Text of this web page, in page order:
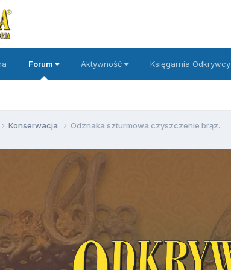
Forum Aktywność Księgarnia Odkrywcy
Konserwacja Odznaka szturmowa czyszczenie brąz.